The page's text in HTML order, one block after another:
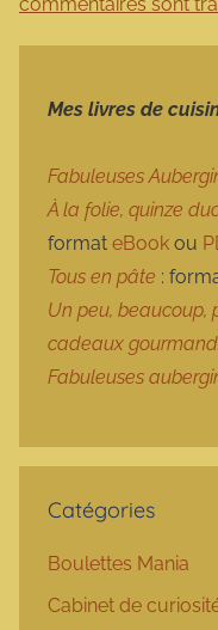
Mes livres de
Fabuleuses
À la folie, quinze
format eBook ou
Tous en pâte :
Un peu, beaucoup,
cadeaux
Fabuleuses
Catégories
Boulettes Mania
Cabinet de